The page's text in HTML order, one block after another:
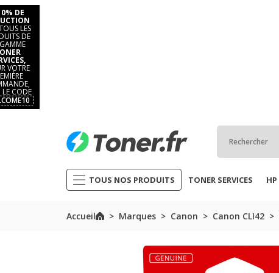
DE
LES
DE
VOTRE
LE CODE
TOUS NOS PRODUITS TONER SERVICES HP
Accueil Marques Canon Canon CLI42